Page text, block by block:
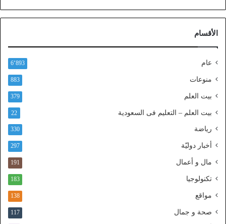
ا
ل
ف
ا
ا
ط
ا
م
و
د
الأقسام
عام 6٬893
منوعات 883
بيت العلم 379
بيت العلم – التعليم فى السعودية 22
رياضة 330
أخبار دوليّة 297
مال و أعمال 191
تكنولوجيا 183
مواقع 138
صحة و جمال 117